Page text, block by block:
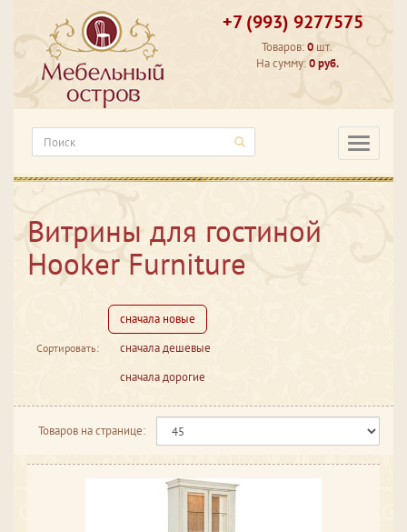
+7 (993) 9277575
Товаров:0 шт.
На сумму:0 руб.
Витрины для гостиной
Hooker Furniture
Сортировать:
сначала новые
сначала дешевые
сначала дорогие
Товаров на странице: